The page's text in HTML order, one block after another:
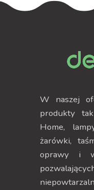
W naszej
produkty
Home,
żarówki,
oprawy i